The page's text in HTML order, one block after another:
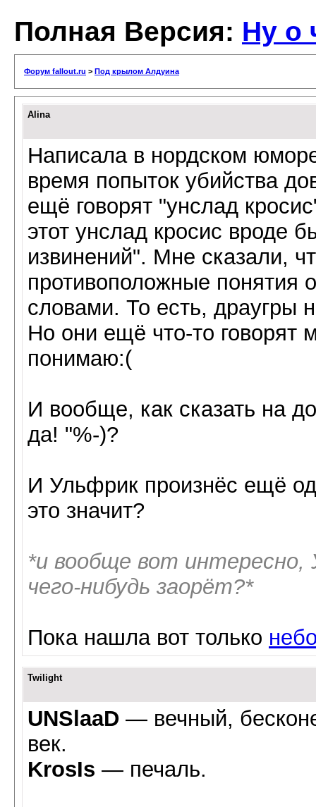
Полная Версия: Ну о
Форум fallout.ru > Под крылом Алдуина
Alina
Написала в нордском
время попыток убийства
ещё говорят "унслад
этот унслад кросис вроде
извинений". Мне сказали,
противоположные понятия
словами. То есть, драугры
Но они ещё что-то говорят
понимаю:(
И вообще, как сказать на
да! "%-)?
И Ульфрик произнёс ещё
это значит?
*и вообще вот интересно,
чего-нибудь заорёт?*
Пока нашла вот только
Twilight
UNSlaaD — вечный,
век.
KrosIs — печаль.